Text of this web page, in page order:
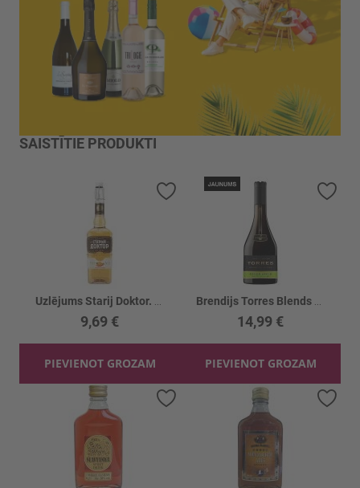
SAISTĪTIE PRODUKTI
9,69 €
PIEVIENOT GROZAM
Pievienot vēlmju sarakstam
14,99 €
PIEVIENOT GROZAM
Pievienot vēlmju sarakstam